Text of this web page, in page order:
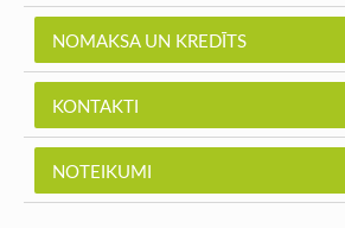
NOMAKSA UN KREDĪTS
KONTAKTI
NOTEIKUMI